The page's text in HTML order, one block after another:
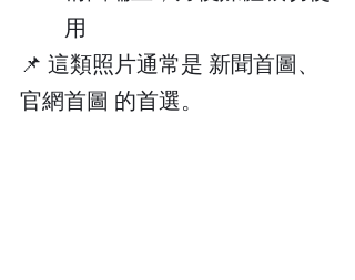
用
📌 這類照片通常是 新聞首圖、
官網首圖 的首選。